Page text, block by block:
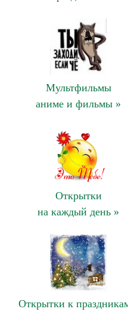
Мультфильмы
аниме и фильмы »
Открытки
на каждый день »
Открытки к